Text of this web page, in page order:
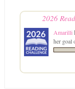
2026
Amarilli
her goal